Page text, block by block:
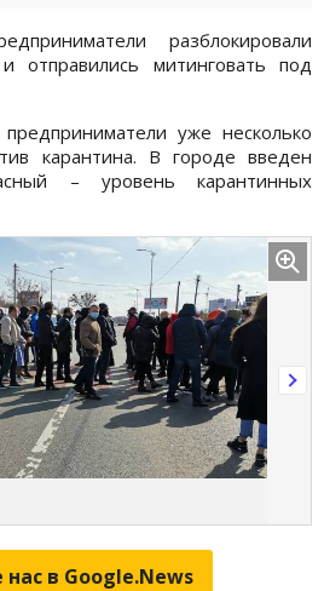
разблокировали
отправились митинговать под
уже несколько
карантина. В городе введен
– уровень карантинных
в Google.News